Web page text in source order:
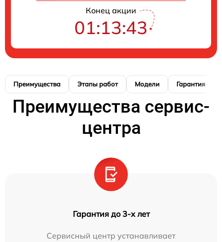
Конец акции
01:13:42
Преимущества Этапы работ Модели Гарантия
Преимущества сервис-
центра
Гарантия до 3-х лет
Сервисный центр устанавливает